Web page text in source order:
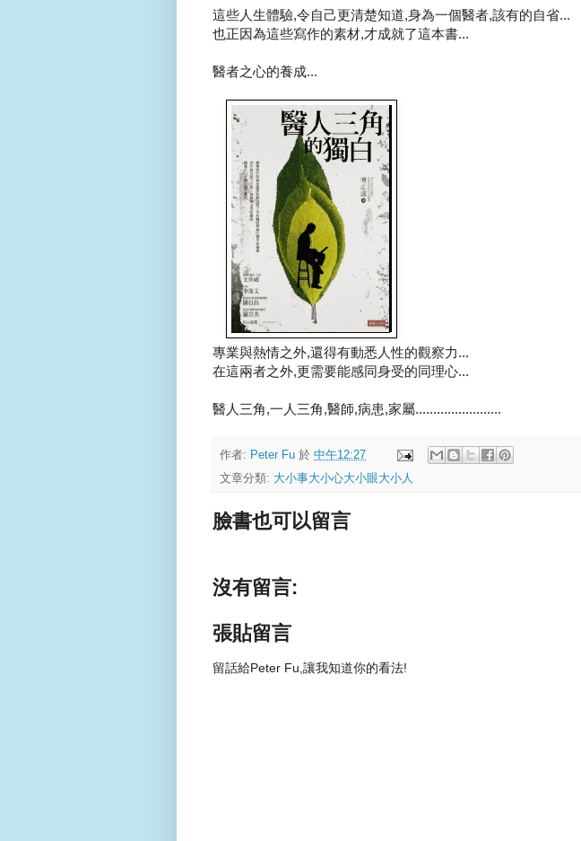
這些人生體驗,令自己更清楚知道,身為一個醫者,該有的自省...
也正因為這些寫作的素材,才成就了這本書...
醫者之心的養成...
專業與熱情之外,還得有動悉人性的觀察力...
在這兩者之外,更需要能感同身受的同理心...
醫人三角,一人三角,醫師,病患,家屬........................
作者: Peter Fu 於 中午12:27
文章分類: 大小事大小心大小眼大小人
臉書也可以留言
沒有留言:
張貼留言
留話給Peter Fu,讓我知道你的看法!